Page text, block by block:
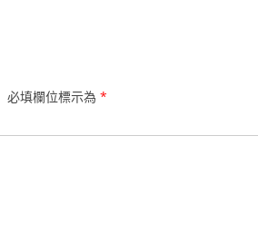
必填欄位標示為 *